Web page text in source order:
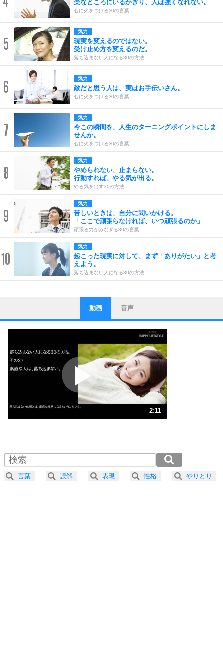
楽なところにいるかぎり、人は強くなれない。
心に火をつける30の言葉
5
気力
現実を変えるのではない。
受け止め方を変えるのだ。
落ち込まない人になる30の方法
6 気力
敵だと思う人は、実はお手伝いさん。
心に火をつける30の言葉
7
気力
今この瞬間を、人生のターニングポイントにしま
せんか。
心に火をつける30の言葉
8
気力
やめられない、止まらない。
行動すれば、やる気が出る。
やる気を出す30の方法
9
気力
苦しいときは、自分に問いかける。
「ここで頑張らなければ、いつ頑張るのか」
頑張る力がみなぎる30の言葉
10
気力
起こった現実に対して、まず「ありがたい」と考
えよう。
落ち込まない人になる30の方法
1
ストレス対策
他人と比べない。
いっそのこと、他人を見ない。
いらいらしない人になる30の方法
プラス思考
ポジティブになれない原因は、行動しないから。
ポジティブ思考になる30の方法
ストレス対策
人生、なんとかなるもの。
気楽に生きる30の方法
4 器の大きい人は、怒りを優しさで表現する。
プラス思考
動画 音声
2:11
2.0倍速 （257KB 1分5秒）
2.5倍速 （206KB 52秒）
3.0倍速 （172KB 43秒）
言葉 誤解 表現 性格 やりとり